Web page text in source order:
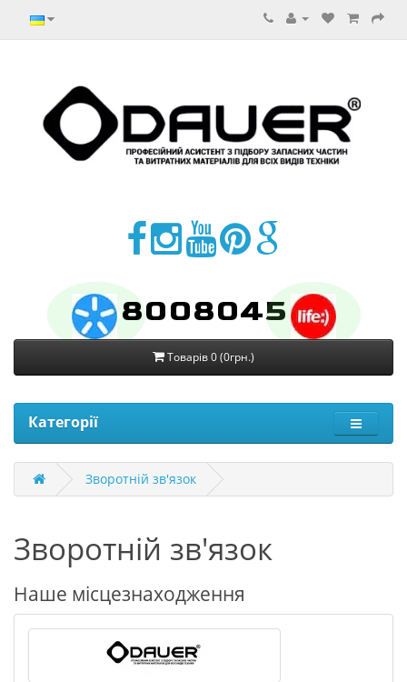
8008045
Товарів 0 (0грн.)
Категорії
Зворотній зв'язок
Зворотній зв'язок
Наше місцезнаходження